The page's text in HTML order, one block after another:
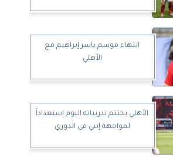
انتهاء موسم ياسر إبراهيم مع
الأهلي
الأهلي يختتم تدريباته اليوم استعداداً
لمواجهة إنبي فى الدوري